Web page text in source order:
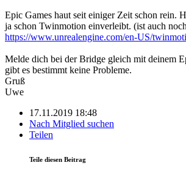
Epic Games haut seit einiger Zeit schon rein.
ja schon Twinmotion einverleibt. (ist auch
https://www.unrealengine.com/en-US/
Melde dich bei der Bridge gleich mit deinem
gibt es bestimmt keine Probleme.
Gruß
Uwe
17.11.2019 18:48
Nach Mitglied suchen
Teilen
Teile diesen Beitrag